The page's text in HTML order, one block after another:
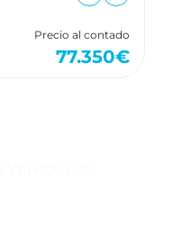
Precio al contado
77.350€